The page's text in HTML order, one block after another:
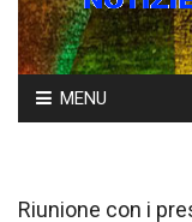
Skip
to
MENU
Riunione con i